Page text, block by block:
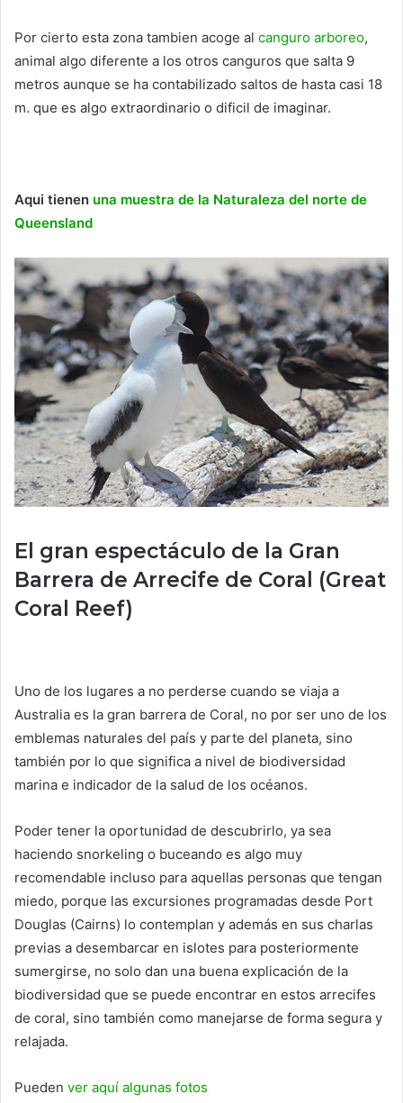
Por cierto esta zona tambien acoge al canguro arboreo,
animal algo diferente a los otros canguros que salta 9
metros aunque se ha contabilizado saltos de hasta casi 18
m. que es algo extraordinario o dificil de imaginar.
Aqui tienen una muestra de la Naturaleza del norte de
Queensland
El gran espectáculo de la Gran
Barrera de Arrecife de Coral (Great
Coral Reef)
Uno de los lugares a no perderse cuando se viaja a
Australia es la gran barrera de Coral, no por ser uno de los
emblemas naturales del país y parte del planeta, sino
también por lo que significa a nivel de biodiversidad
marina e indicador de la salud de los océanos.
Poder tener la oportunidad de descubrirlo, ya sea
haciendo snorkeling o buceando es algo muy
recomendable incluso para aquellas personas que tengan
miedo, porque las excursiones programadas desde Port
Douglas (Cairns) lo contemplan y además en sus charlas
previas a desembarcar en islotes para posteriormente
sumergirse, no solo dan una buena explicación de la
biodiversidad que se puede encontrar en estos arrecifes
de coral, sino también como manejarse de forma segura y
relajada.
Pueden ver aquí algunas fotos